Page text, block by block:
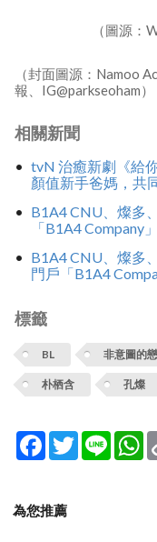
（圖源：
（封面圖源：Namoo
報、IG@parkseoham）
相關新聞
tvN 治癒新劇《給
顏值新手爸媽，共
B1A4 CNU、燦多
「B1A4 Company
B1A4 CNU、燦多
門戶「B1A4
標籤
BL 非意圖的
朴栖含 孔燦
Facebook
TwitterLine
為您推薦